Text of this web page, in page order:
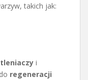
takich jak:
i
regeneracji